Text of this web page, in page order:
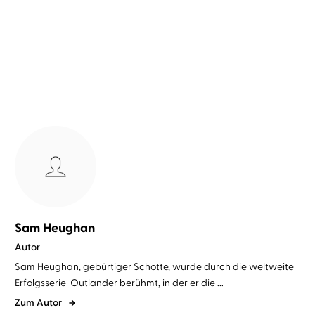
Sam Heughan
Autor
Sam Heughan, gebürtiger Schotte, wurde durch die weltweite
Erfolgsserie Outlander berühmt, in der er die ...
Zum Autor